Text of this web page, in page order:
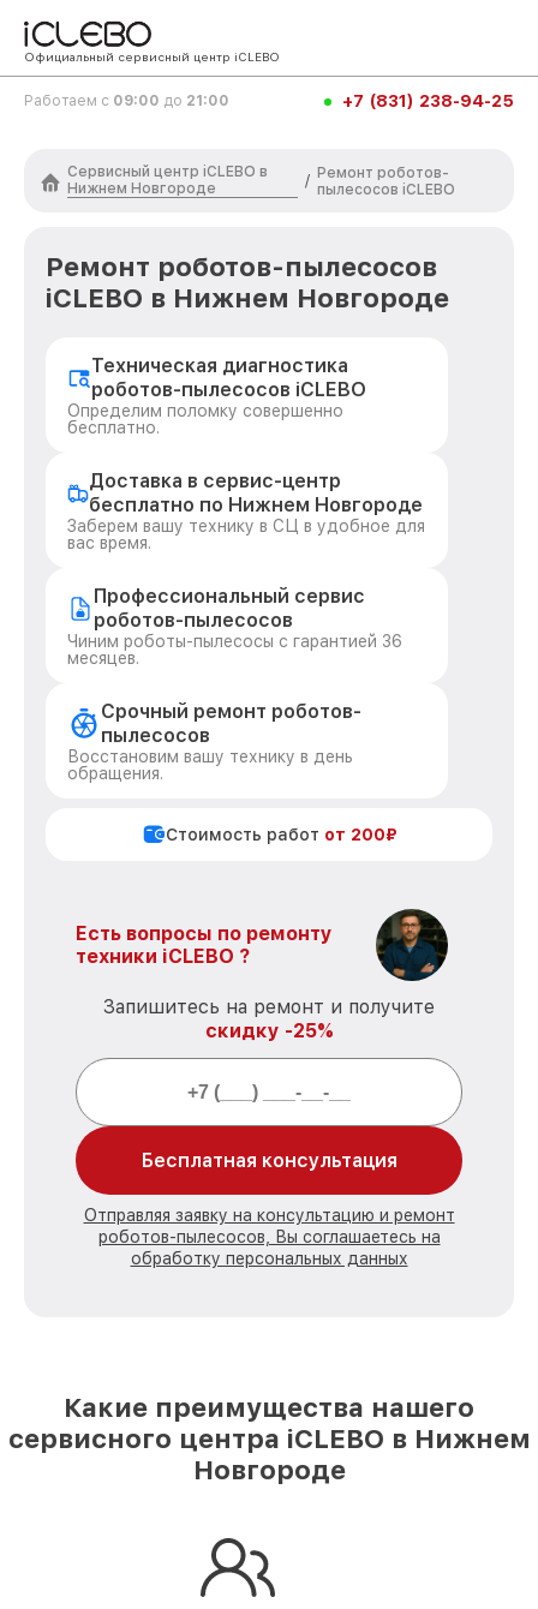
Официальный сервисный центр iCLEBO
Работаем с 09:00 до 21:00 +7 (831) 238-94-25
Сервисный центр iCLEBO в
Нижнем Новгороде
/ Ремонт роботов-
пылесосов iCLEBO
Ремонт роботов-пылесосов
iCLEBO в Нижнем Новгороде
Техническая диагностика
роботов-пылесосов iCLEBO
Определим поломку совершенно
бесплатно.
Доставка в сервис-центр
бесплатно по Нижнем Новгороде
Заберем вашу технику в СЦ в удобное для
вас время.
Профессиональный сервис
роботов-пылесосов
Чиним роботы-пылесосы с гарантией 36
месяцев.
Срочный ремонт роботов-
пылесосов
Восстановим вашу технику в день
обращения.
Стоимость работ от 200₽
Есть вопросы по ремонту
техники iCLEBO ?
Запишитесь на ремонт и получите
скидку -25%
Бесплатная консультация
Отправляя заявку на консультацию и ремонт
роботов-пылесосов, Вы соглашаетесь на
обработку персональных данных
Какие преимущества нашего
сервисного центра iCLEBO в Нижнем
Новгороде